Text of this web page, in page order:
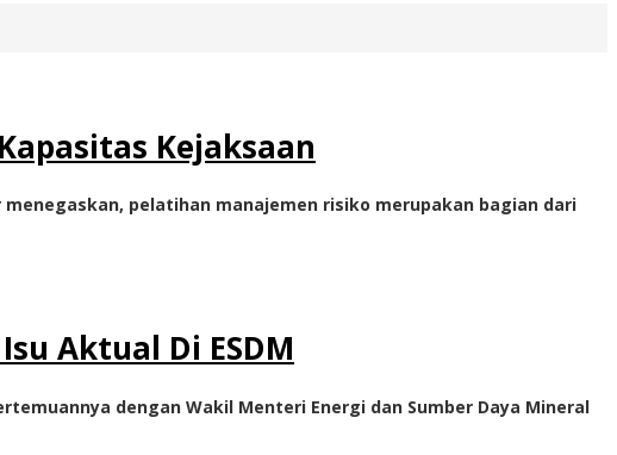
Kejaksaan
pelatihan manajemen risiko merupakan bagian dari
Aktual Di ESDM
dengan Wakil Menteri Energi dan Sumber Daya Mineral